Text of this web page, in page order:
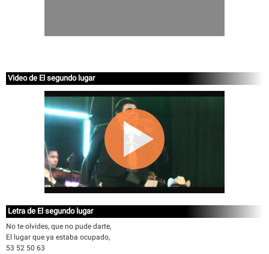
Video de El segundo lugar
Letra de El segundo lugar
No te olvides, que no pude darte,
El lugar que ya estaba ocupado,
53 52 50 63